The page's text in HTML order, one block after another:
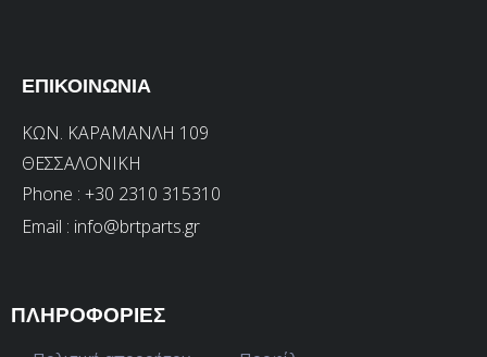
ΕΠΙΚΟΙΝΩΝΙΑ
ΚΩΝ. ΚΑΡΑΜΑΝΛΗ 109
ΘΕΣΣΑΛΟΝΙΚΗ
Phone : +30 2310 315310
Email : info@brtparts.gr
ΠΛΗΡΟΦΟΡΙΕΣ